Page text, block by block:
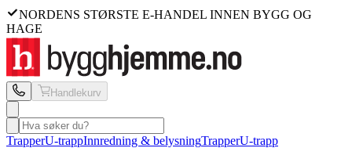
NORDENS STØRSTE E-HANDEL INNEN BYGG OG
HAGE
Handlekurv
TrapperU-trappInnredning & belysningTrapperU-trapp